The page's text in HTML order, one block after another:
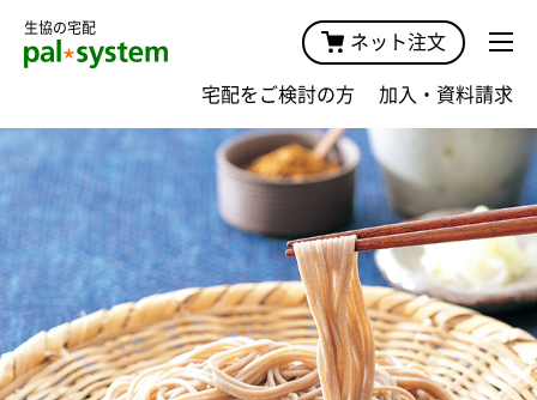
生協の宅配
ネット注文
宅配をご検討の方 加入・資料請求